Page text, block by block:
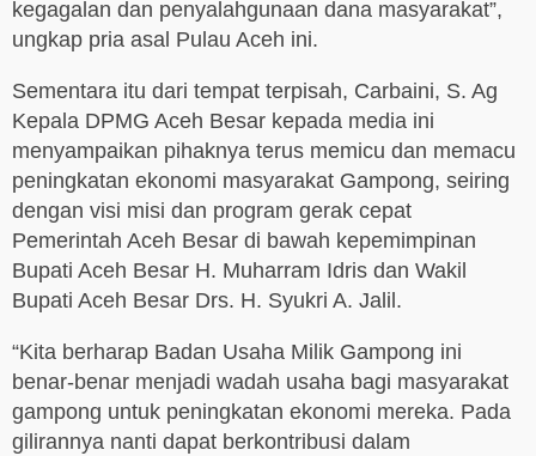
kegagalan dan penyalahgunaan dana masyarakat”,
ungkap pria asal Pulau Aceh ini.
Sementara itu dari tempat terpisah, Carbaini, S. Ag
Kepala DPMG Aceh Besar kepada media ini
menyampaikan pihaknya terus memicu dan memacu
peningkatan ekonomi masyarakat Gampong, seiring
dengan visi misi dan program gerak cepat
Pemerintah Aceh Besar di bawah kepemimpinan
Bupati Aceh Besar H. Muharram Idris dan Wakil
Bupati Aceh Besar Drs. H. Syukri A. Jalil.
“Kita berharap Badan Usaha Milik Gampong ini
benar-benar menjadi wadah usaha bagi masyarakat
gampong untuk peningkatan ekonomi mereka. Pada
gilirannya nanti dapat berkontribusi dalam